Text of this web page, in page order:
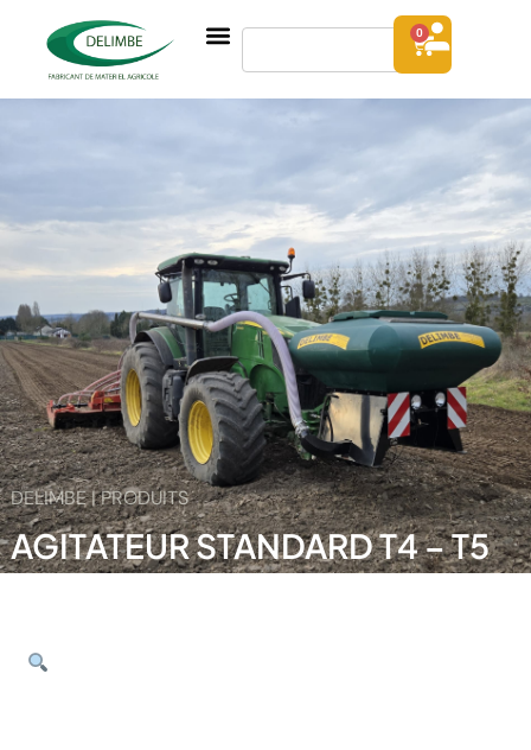
0
DELIMBE | PRODUITS
AGITATEUR STANDARD T4 – T5